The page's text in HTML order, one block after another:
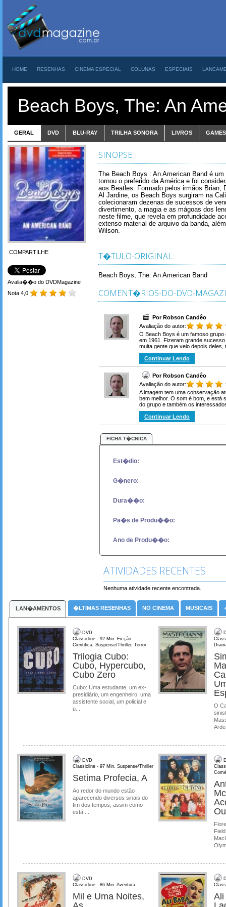
HOME RESENHAS CINEMA ESPECIAL COLUNAS ESPECIAIS
Beach Boys, The: An
GERAL DVD BLU-RAY TRILHA SONORA LIVROS GAMES
COMPARTILHE
Avalia��o do DVDMagazine
Nota 4,0
SINOPSE:
The Beach Boys : An American Band é
tornou o preferido da América e foi
aos Beatles. Formado pelos irmãos Brian,
Al Jardine, os Beach Boys surgiram na
colecionaram dezenas de sucessos de
divertimento, a magia e as mágoas dos
neste filme, que revela em profundidade
extenso material de arquivo da banda,
Wilson.
T�TULO-ORIGINAL:
Beach Boys, The: An American Band
COMENT�RIOS-DO-DVD-
Por Robson Candêo
Avaliação do autor:
O Beach Boys é um famoso
em 1961. Fizeram grande
muita gente que veio depois
Continuar Lendo
Por Robson Candêo
Avaliação do autor:
A imagem tem uma conservação
bem melhor. O som é bom, e está
do grupo e também os
Continuar Lendo
FICHA T�CNICA
Est�dio:
G�nero:
Dura��o:
Pa�s de Produ��o:
Ano de Produ��o:
ATIVIDADES RECENTES
Nenhuma atividade recente encontrada.
LAN�AMENTOS �LTIMAS RESENHAS NO CINEMA MUSICAIS
DVD
Classicline - 92 Min. Ficção
Cientifica, Suspense/Thriller, Terror
Trilogia Cubo:
Cubo, Hypercubo,
Cubo Zero
Cubo: Uma estudante, um ex-
presidiário, um engenheiro, uma
assistente social, um policial e
u...
O
DVD
Classicline - 97 Min. Suspense/Thriller
Setima Profecia, A
Ao redor do mundo estão
aparecendo diversos sinais do
fim dos tempos, assim como
está ...
DVD
Classicline - 86 Min. Aventura
Mil e Uma Noites,
Ali